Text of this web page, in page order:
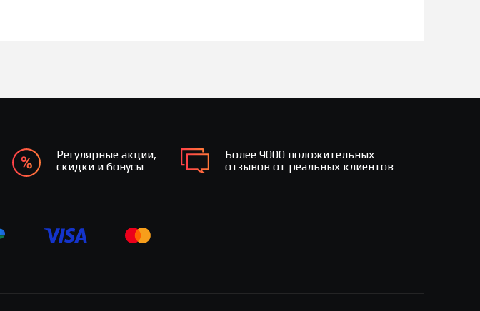
Регулярные акции,
скидки и бонусы
Более 9000 положительных
отзывов от реальных клиентов